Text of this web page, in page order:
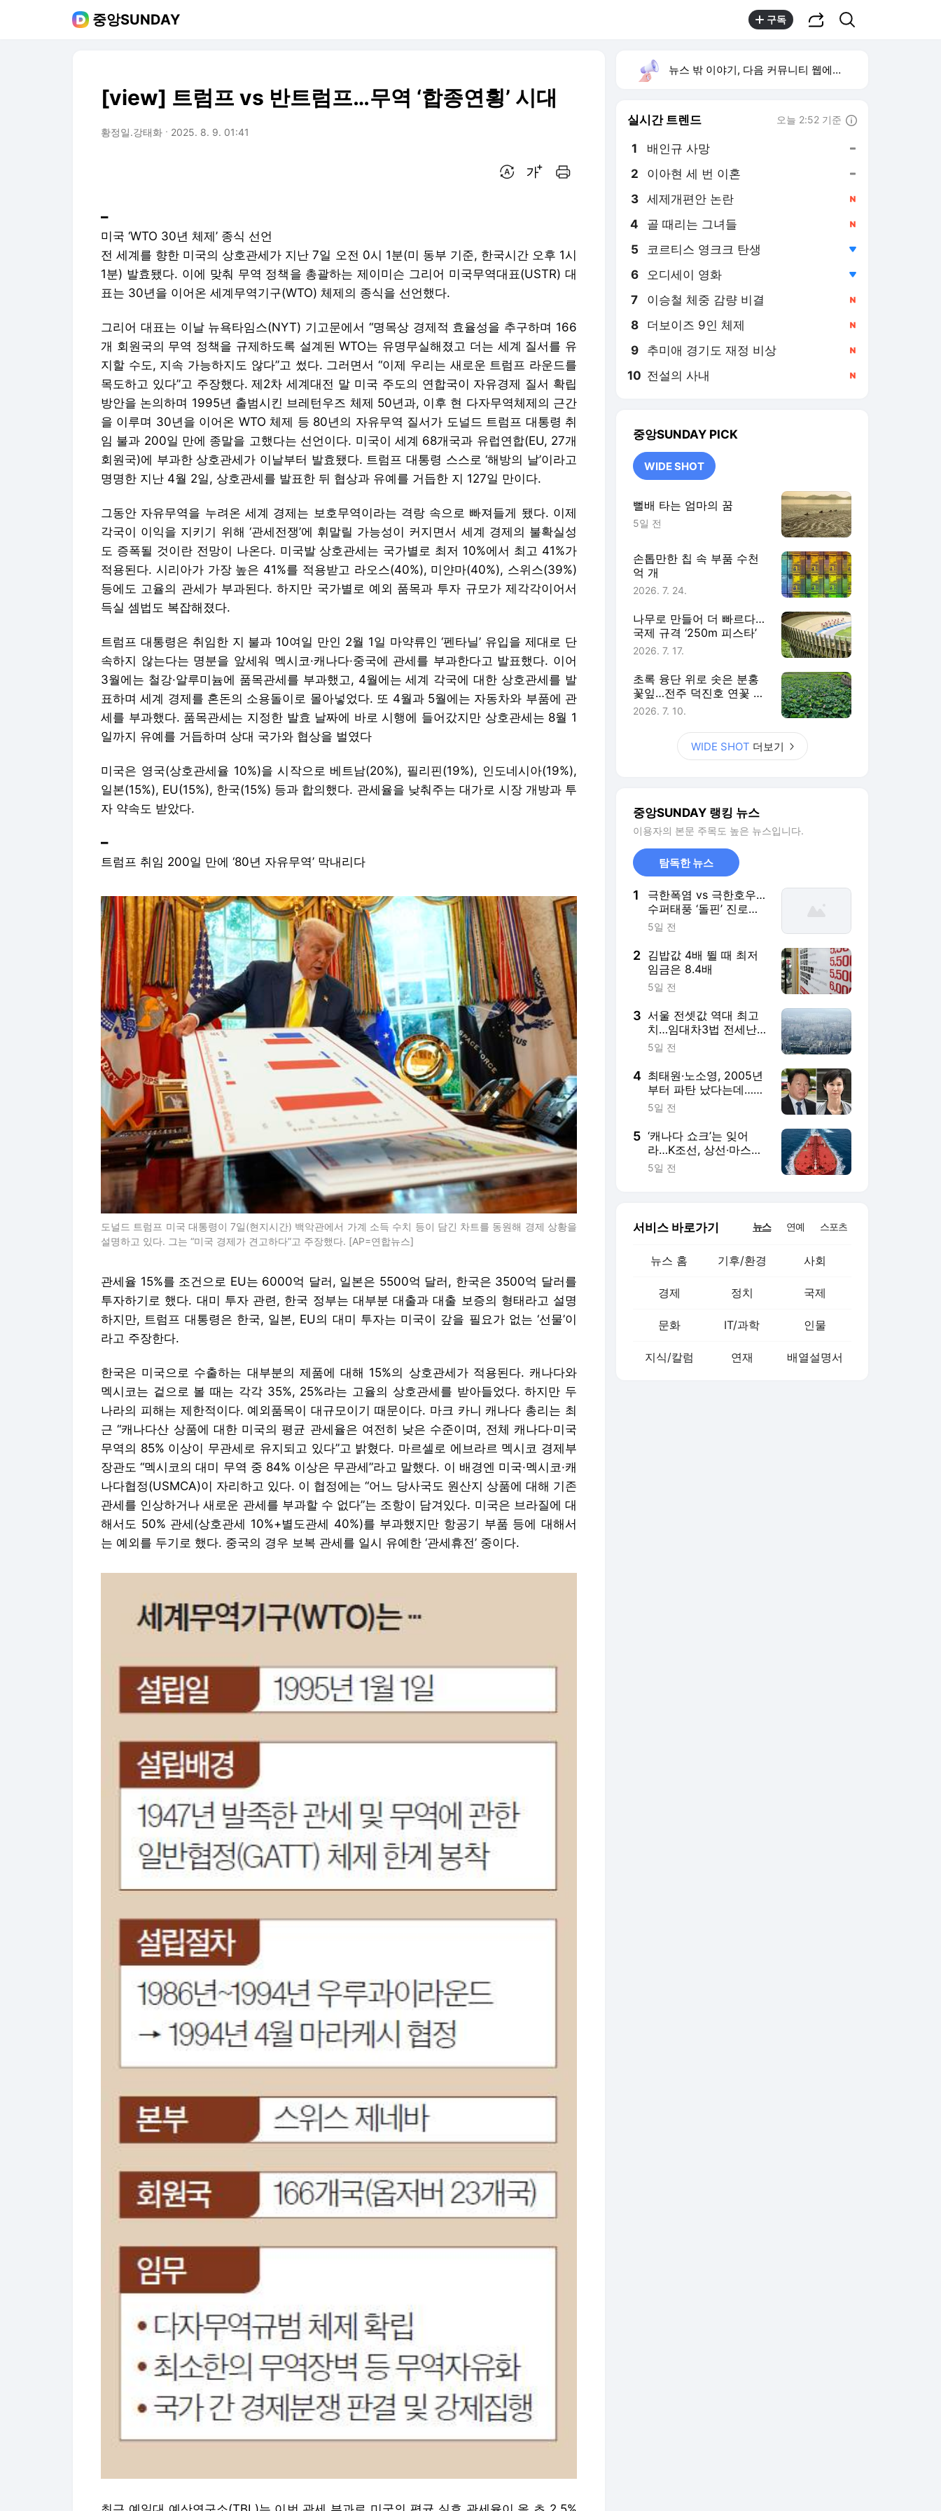
중앙SUNDAY 구독
[view] 트럼프 vs 반트럼프…무역 ‘합종연횡’ 시대
황정일.강태화 2025. 8. 9. 01:41
━
미국 ‘WTO 30년 체제’ 종식 선언
전 세계를 향한 미국의 상호관세가 지난 7일 오전 0시 1분(미 동부 기준, 한국시간 오후 1시
1분) 발효됐다. 이에 맞춰 무역 정책을 총괄하는 제이미슨 그리어 미국무역대표(USTR) 대
표는 30년을 이어온 세계무역기구(WTO) 체제의 종식을 선언했다.
그리어 대표는 이날 뉴욕타임스(NYT) 기고문에서 “명목상 경제적 효율성을 추구하며 166
개 회원국의 무역 정책을 규제하도록 설계된 WTO는 유명무실해졌고 더는 세계 질서를 유
지할 수도, 지속 가능하지도 않다”고 썼다. 그러면서 “이제 우리는 새로운 트럼프 라운드를
목도하고 있다”고 주장했다. 제2차 세계대전 말 미국 주도의 연합국이 자유경제 질서 확립
방안을 논의하며 1995년 출범시킨 브레턴우즈 체제 50년과, 이후 현 다자무역체제의 근간
을 이루며 30년을 이어온 WTO 체제 등 80년의 자유무역 질서가 도널드 트럼프 대통령 취
임 불과 200일 만에 종말을 고했다는 선언이다. 미국이 세계 68개국과 유럽연합(EU, 27개
회원국)에 부과한 상호관세가 이날부터 발효됐다. 트럼프 대통령 스스로 ‘해방의 날’이라고
명명한 지난 4월 2일, 상호관세를 발표한 뒤 협상과 유예를 거듭한 지 127일 만이다.
그동안 자유무역을 누려온 세계 경제는 보호무역이라는 격랑 속으로 빠져들게 됐다. 이제
각국이 이익을 지키기 위해 ‘관세전쟁’에 휘말릴 가능성이 커지면서 세계 경제의 불확실성
도 증폭될 것이란 전망이 나온다. 미국발 상호관세는 국가별로 최저 10%에서 최고 41%가
적용된다. 시리아가 가장 높은 41%를 적용받고 라오스(40%), 미얀마(40%), 스위스(39%)
등에도 고율의 관세가 부과된다. 하지만 국가별로 예외 품목과 투자 규모가 제각각이어서
득실 셈법도 복잡해졌다.
트럼프 대통령은 취임한 지 불과 10여일 만인 2월 1일 마약류인 ‘펜타닐’ 유입을 제대로 단
속하지 않는다는 명분을 앞세워 멕시코·캐나다·중국에 관세를 부과한다고 발표했다. 이어
3월에는 철강·알루미늄에 품목관세를 부과했고, 4월에는 세계 각국에 대한 상호관세를 발
표하며 세계 경제를 혼돈의 소용돌이로 몰아넣었다. 또 4월과 5월에는 자동차와 부품에 관
세를 부과했다. 품목관세는 지정한 발효 날짜에 바로 시행에 들어갔지만 상호관세는 8월 1
일까지 유예를 거듭하며 상대 국가와 협상을 벌였다
미국은 영국(상호관세율 10%)을 시작으로 베트남(20%), 필리핀(19%), 인도네시아(19%),
일본(15%), EU(15%), 한국(15%) 등과 합의했다. 관세율을 낮춰주는 대가로 시장 개방과 투
자 약속도 받았다.
━
트럼프 취임 200일 만에 ‘80년 자유무역’ 막내리다
도널드 트럼프 미국 대통령이 7일(현지시간) 백악관에서 가계 소득 수치 등이 담긴 차트를 동원해 경제 상황을
설명하고 있다. 그는 “미국 경제가 견고하다”고 주장했다. [AP=연합뉴스]
관세율 15%를 조건으로 EU는 6000억 달러, 일본은 5500억 달러, 한국은 3500억 달러를
투자하기로 했다. 대미 투자 관련, 한국 정부는 대부분 대출과 대출 보증의 형태라고 설명
하지만, 트럼프 대통령은 한국, 일본, EU의 대미 투자는 미국이 갚을 필요가 없는 ‘선물’이
라고 주장한다.
한국은 미국으로 수출하는 대부분의 제품에 대해 15%의 상호관세가 적용된다. 캐나다와
멕시코는 겉으로 볼 때는 각각 35%, 25%라는 고율의 상호관세를 받아들었다. 하지만 두
나라의 피해는 제한적이다. 예외품목이 대규모이기 때문이다. 마크 카니 캐나다 총리는 최
근 “캐나다산 상품에 대한 미국의 평균 관세율은 여전히 낮은 수준이며, 전체 캐나다·미국
무역의 85% 이상이 무관세로 유지되고 있다”고 밝혔다. 마르셀로 에브라르 멕시코 경제부
장관도 “멕시코의 대미 무역 중 84% 이상은 무관세”라고 말했다. 이 배경엔 미국·멕시코·캐
나다협정(USMCA)이 자리하고 있다. 이 협정에는 “어느 당사국도 원산지 상품에 대해 기존
관세를 인상하거나 새로운 관세를 부과할 수 없다”는 조항이 담겨있다. 미국은 브라질에 대
해서도 50% 관세(상호관세 10%+별도관세 40%)를 부과했지만 항공기 부품 등에 대해서
는 예외를 두기로 했다. 중국의 경우 보복 관세를 일시 유예한 ‘관세휴전’ 중이다.
뉴스 밖 이야기, 다음 커뮤니티 웹에서 보기
실시간 트렌드 오늘 2:52 기준
1 배인규 사망
2 이아현 세 번 이혼
3 세제개편안 논란
4 골 때리는 그녀들
5 코르티스 영크크 탄생
6 오디세이 영화
7 이승철 체중 감량 비결
8 더보이즈 9인 체제
9 추미애 경기도 재정 비상
10 전설의 사내
중앙SUNDAY PICK
WIDE SHOT
뻘배 타는 엄마의 꿈
5일 전
손톱만한 칩 속 부품 수천
억 개
2026. 7. 24.
나무로 만들어 더 빠르다…
국제 규격 ‘250m 피스타’
2026. 7. 17.
초록 융단 위로 솟은 분홍
꽃잎…전주 덕진호 연꽃 만
개
2026. 7. 10.
WIDE SHOT 더보기
중앙SUNDAY 랭킹 뉴스
이용자의 본문 주목도 높은 뉴스입니다.
탐독한 뉴스
1
극한폭염 vs 극한호우…
수퍼태풍 ‘돌핀’ 진로에
달렸다
5일 전
2 김밥값 4배 뛸 때 최저
임금은 8.4배
5일 전
3 서울 전셋값 역대 최고
치…임대차3법 전세난
때 기록 추월
5일 전
4 최태원·노소영, 2005년
부터 파탄 났다는데…이
혼 확정에 20년 걸린 이
5일 전
5 ‘캐나다 쇼크’는 잊어
라…K조선, 상선·마스가
쌍끌이, 신사업도 순항
5일 전
서비스 바로가기 뉴스 연예 스포츠
뉴스 홈 기후/환경 사회
경제 정치 국제
문화 IT/과학 인물
지식/칼럼 연재 배열설명서